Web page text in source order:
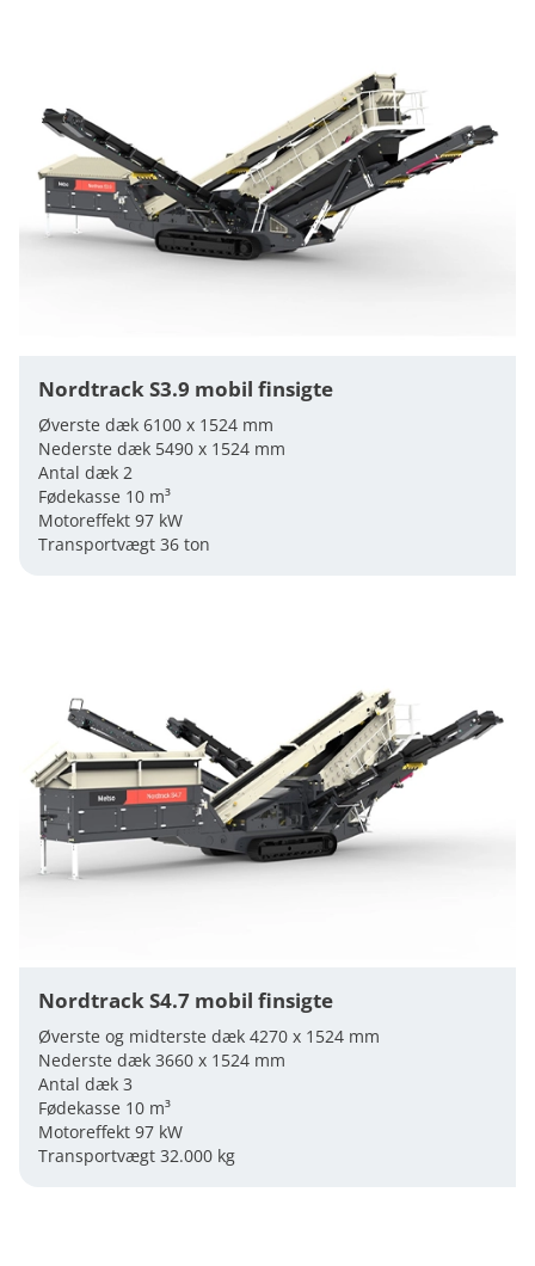
Nordtrack S3.9 mobil finsigte
Øverste dæk 6100 x 1524 mm
Nederste dæk 5490 x 1524 mm
Antal dæk 2
Fødekasse 10 m³
Motoreffekt 97 kW
Transportvægt 36 ton
Nordtrack S4.7 mobil finsigte
Øverste og midterste dæk 4270 x 1524 mm
Nederste dæk 3660 x 1524 mm
Antal dæk 3
Fødekasse 10 m³
Motoreffekt 97 kW
Transportvægt 32.000 kg